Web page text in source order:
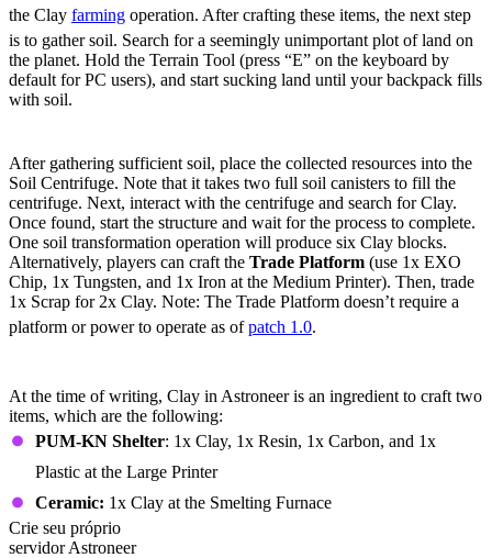
the Clay farming operation. After crafting these items, the next step
is to gather soil. Search for a seemingly unimportant plot of land on
the planet. Hold the Terrain Tool (press “E” on the keyboard by
default for PC users), and start sucking land until your backpack fills
with soil.
After gathering sufficient soil, place the collected resources into the
Soil Centrifuge. Note that it takes two full soil canisters to fill the
centrifuge. Next, interact with the centrifuge and search for Clay.
Once found, start the structure and wait for the process to complete.
One soil transformation operation will produce six Clay blocks.
Alternatively, players can craft the Trade Platform (use 1x EXO
Chip, 1x Tungsten, and 1x Iron at the Medium Printer). Then, trade
1x Scrap for 2x Clay. Note: The Trade Platform doesn’t require a
platform or power to operate as ofpatch 1.0.
At the time of writing, Clay in Astroneer is an ingredient to craft two
items, which are the following:
PUM-KN Shelter: 1x Clay, 1x Resin, 1x Carbon, and 1x
Plastic at the Large Printer
Ceramic: 1x Clay at the Smelting Furnace
Crie seu próprio
servidor Astroneer